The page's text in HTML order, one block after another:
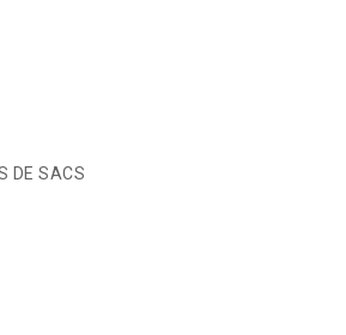
DE SACS